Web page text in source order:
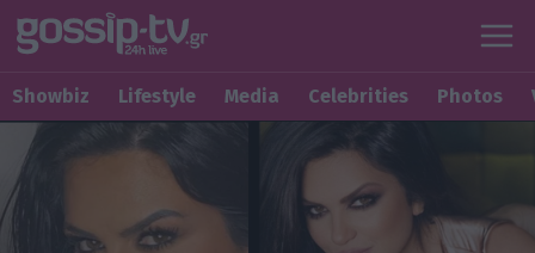
Showbiz Lifestyle Media Celebrities Photos